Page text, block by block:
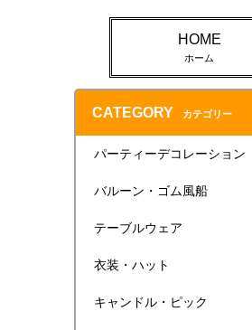
HOME
ホーム
CATEGORY カテゴリー
パーティーデコレーション
バルーン・ゴム風船
テーブルウェア
衣装・ハット
キャンドル・ピック